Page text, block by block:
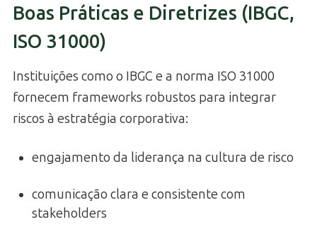
Boas Práticas e Diretrizes (IBGC,
ISO 31000)
Instituições como o IBGC e a norma ISO 31000
fornecem frameworks robustos para integrar
riscos à estratégia corporativa:
engajamento da liderança na cultura de risco
comunicação clara e consistente com
stakeholders